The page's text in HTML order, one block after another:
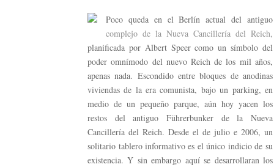
Poco queda en el Berlín actual del antiguo
complejo de la Nueva Cancillería del Reich,
planificada por Albert Speer como un símbolo del
poder omnímodo del nuevo Reich de los mil años,
apenas nada. Escondido entre bloques de anodinas
viviendas de la era comunista, bajo un parking, en
medio de un pequeño parque, aún hoy yacen los
restos del antiguo Führerbunker de la Nueva
Cancillería del Reich. Desde el de julio e 2006, un
solitario tablero informativo es el único indicio de su
existencia. Y sin embargo aquí se desarrollaran los